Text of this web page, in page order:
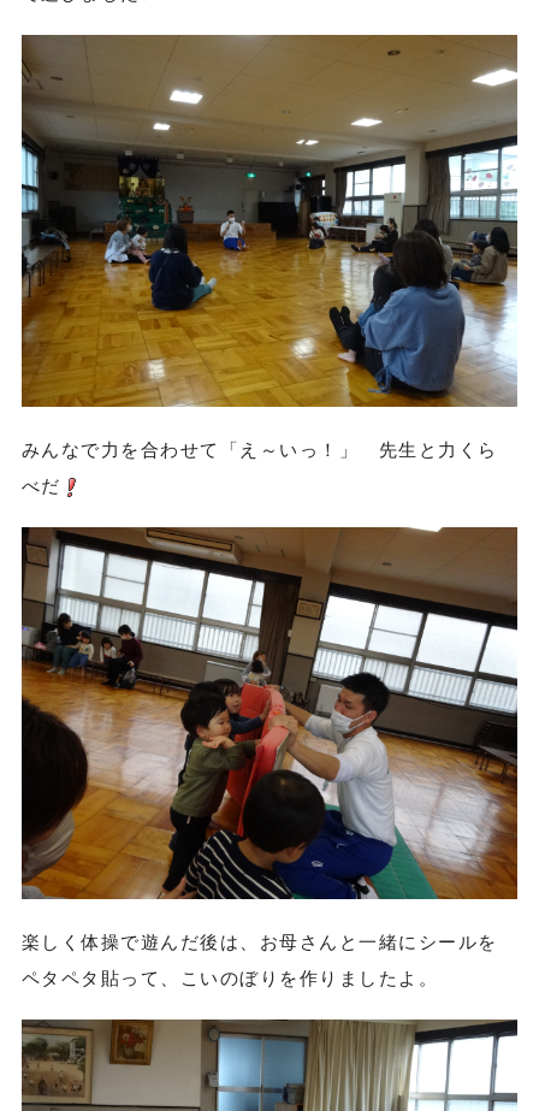
みんなで力を合わせて「え～いっ！」 先生と力くら
べだ
楽しく体操で遊んだ後は、お母さんと一緒にシールを
ペタペタ貼って、こいのぼりを作りましたよ。